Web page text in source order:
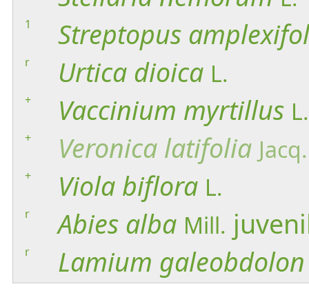
1 Streptopus
r Urtica dioica L.
+ Vaccinium myrtillus L.
+ Veronica latifolia Jacq.
+ Viola biflora L.
r Abies alba Mill.
r Lamium galeobdolon